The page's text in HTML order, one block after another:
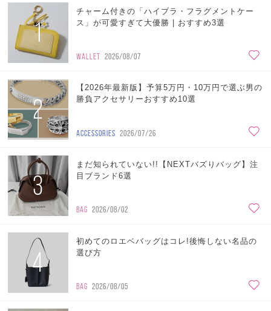
1
チャーム付きの「ハイブラ・フラグメントケー
ス」が可愛すぎて大優勝 | おすすめ3選
WALLET 2026/08/07
2
【2026年最新版】予算5万円・10万円で選ぶ男の
勝負アクセサリーおすすめ10選
ACCESSORIES 2026/07/26
3
まだ知られていない!!【NEXTバズりバッグ】注
目ブランド6選
BAG 2026/08/02
4
初めてのロエベバッグはコレ!後悔しない名品の
選び方
BAG 2026/08/05